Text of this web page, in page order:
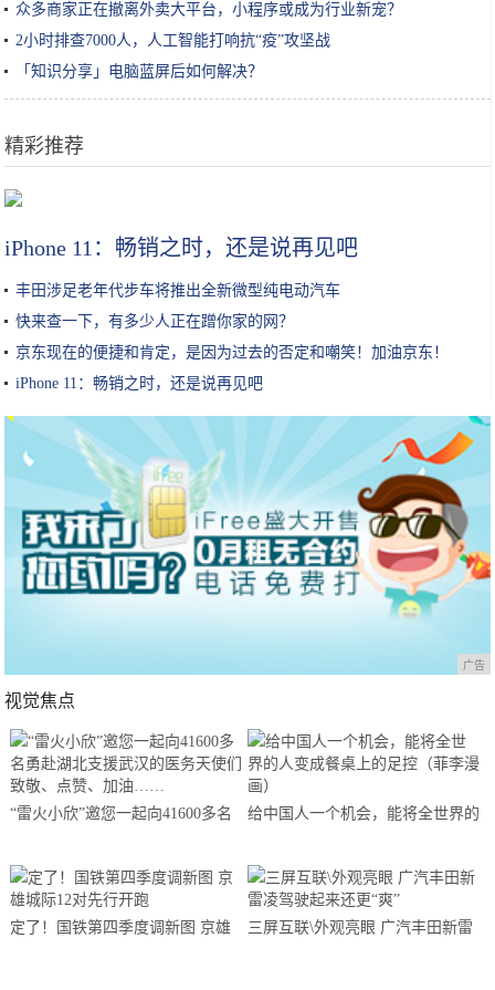
众多商家正在撤离外卖大平台，小程序或成为行业新宠？
2小时排查7000人，人工智能打响抗“疫”攻坚战
「知识分享」电脑蓝屏后如何解决？
精彩推荐
iPhone 11：畅销之时，还是说再见吧
丰田涉足老年代步车将推出全新微型纯电动汽车
快来查一下，有多少人正在蹭你家的网？
京东现在的便捷和肯定，是因为过去的否定和嘲笑！加油京东！
iPhone 11：畅销之时，还是说再见吧
广告
视觉焦点
“雷火小欣”邀您一起向41600多名
敬、点赞、加油……
给中国人一个机会，能将全世界的
定了！国铁第四季度调新图 京雄
三屏互联\外观亮眼 广汽丰田新雷